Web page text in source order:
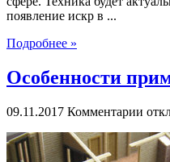
появление искр в ...
Подробнее »
Особенности
09.11.2017 Комментарии к